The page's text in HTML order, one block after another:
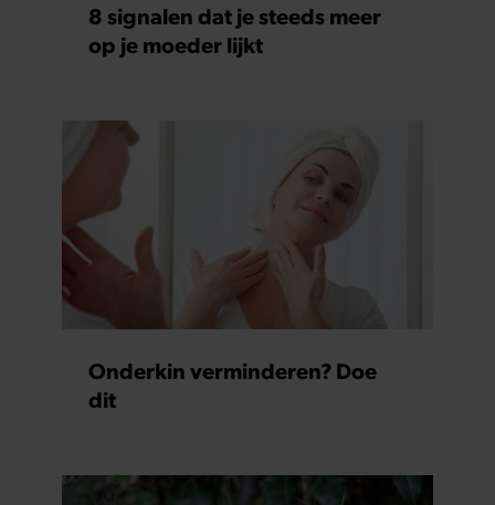
8 signalen dat je steeds meer
op je moeder lijkt
Onderkin verminderen? Doe
dit